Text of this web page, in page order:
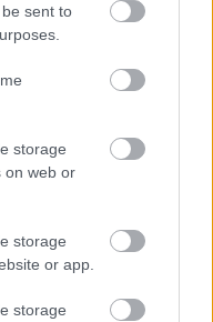
sent to
storage
on web or
storage
or app.
storage